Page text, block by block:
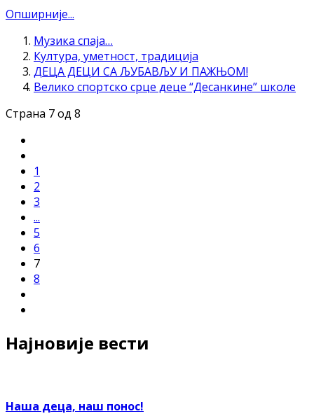
Опширније...
Музика спаја…
Култура, уметност, традиција
ДЕЦА ДЕЦИ СА ЉУБАВЉУ И ПАЖЊОМ!
Велико спортско срце деце “Десанкине” школе
Страна 7 од 8
1
2
3
...
5
6
7
8
Најновије вести
Наша деца, наш понос!